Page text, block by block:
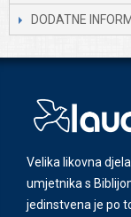
DODATNE
Velika likovna
umjetnika s
jedinstvena je po